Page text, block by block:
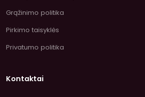
Grąžinimo politika
Pirkimo taisyklės
Privatumo politika
Kontaktai